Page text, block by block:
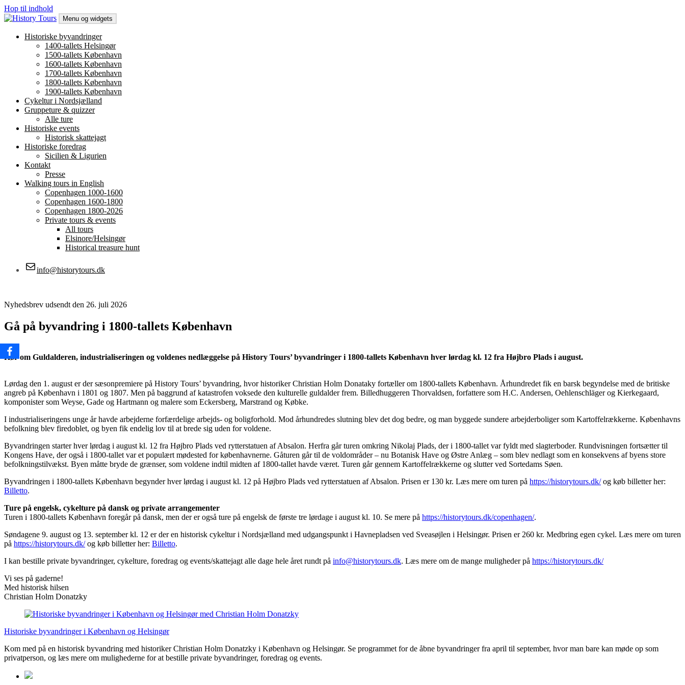
Hop til indhold
History Tours
Byvandring i København og Helsingør, historisk gåtur
Menu og widgets
Historiske byvandringer
1400-tallets Helsingør
1500-tallets København
1600-tallets København
1700-tallets København
1800-tallets København
1900-tallets København
Cykeltur i Nordsjælland
Gruppeture & quizzer
Alle ture
Historiske events
Historisk skattejagt
Historiske foredrag
Sicilien & Ligurien
Kontakt
Presse
Walking tours in English
Copenhagen 1000-1600
Copenhagen 1600-1800
Copenhagen 1800-2026
Private tours & events
All tours
Elsinore/Helsingør
Historical treasure hunt
info@historytours.dk
Nyhedsbrev udsendt den 26. juli 2026
Gå på byvandring i 1800-tallets København
Hør om Guldalderen, industrialiseringen og voldenes nedlæggelse på History Tours’ byvandringer i 1800-tallets København hver lørdag kl. 12 fra Højbro Plads i august.
Lørdag den 1. august er der sæsonpremiere på History Tours’ byvandring, hvor historiker Christian Holm Donataky fortæller om 1800-tallets København. Århundredet fik en barsk begyndelse med de britiske
angreb på København i 1801 og 1807. Men på baggrund af katastrofen voksede den kulturelle guldalder frem. Billedhuggeren Thorvaldsen, forfattere som H.C. Andersen, Oehlenschläger og Kierkegaard,
komponister som Weyse, Gade og Hartmann og malere som Eckersberg, Marstrand og Købke.
I industrialiseringens unge år havde arbejderne forfærdelige arbejds- og boligforhold. Mod århundredes slutning blev det dog bedre, og man byggede sundere arbejderboliger som Kartoffelrækkerne. Københavns
befolkning blev firedoblet, og byen fik endelig lov til at brede sig uden for voldene.
Byvandringen starter hver lørdag i august kl. 12 fra Højbro Plads ved rytterstatuen af Absalon. Herfra går turen omkring Nikolaj Plads, der i 1800-tallet var fyldt med slagterboder. Rundvisningen fortsætter til
Kongens Have, der også i 1800-tallet var et populært mødested for københavnerne. Gåturen går til de voldområder – nu Botanisk Have og Østre Anlæg – som blev nedlagt som en konsekvens af byens store
befolkningstilvækst. Byen måtte bryde de grænser, som voldene indtil midten af 1800-tallet havde været. Turen går gennem Kartoffelrækkerne og slutter ved Sortedams Søen.
Byvandringen i 1800-tallets København begynder hver lørdag i august kl. 12 på Højbro Plads ved rytterstatuen af Absalon. Prisen er 130 kr. Læs mere om turen på https://historytours.dk/og køb billetter her:
Billetto.
Ture på engelsk, cykelture på dansk og private arrangementer
Turen i 1800-tallets København foregår på dansk, men der er også ture på engelsk de første tre lørdage i august kl. 10. Se mere på https://historytours.dk/copenhagen/.
Søndagene 9. august og 13. september kl. 12 er der en historisk cykeltur i Nordsjælland med udgangspunkt i Havnepladsen ved Sveasøjlen i Helsingør. Prisen er 260 kr. Medbring egen cykel. Læs mere om turen
på https://historytours.dk/og køb billetter her: Billetto.
I kan bestille private byvandringer, cykelture, foredrag og events/skattejagt alle dage hele året rundt på info@historytours.dk. Læs mere om de mange muligheder på https://historytours.dk/
Vi ses på gaderne!
Med historisk hilsen
Christian Holm Donatzky
Historiske byvandringer i København og Helsingør
Kom med på en historisk byvandring med historiker Christian Holm Donatzky i København og Helsingør. Se programmet for de åbne byvandringer fra april til september, hvor man bare kan møde op som
privatperson, og læs mere om mulighederne for at bestille private byvandringer, foredrag og events.